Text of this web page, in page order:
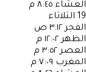
العشاء ٨:٤٥ م
19 الثلاثاء
الفجر ٣:١٢ ص
الظهر ١٢:٠٢ م
العصر ٣:٥٢ م
المغرب ٧:٠٩ م